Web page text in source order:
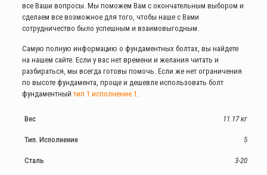
все Ваши вопросы. Мы поможем Вам с окончательным выбором и
сделаем все возможное для того, чтобы наше с Вами
сотрудничество было успешным и взаимовыгодным.
Самую полную информацию о фундаментных болтах, вы найдете
на нашем сайте. Если у вас нет времени и желания читать и
разбираться, мы всегда готовы помочь. Если же нет ограничения
по высоте фундамента, проще и дешевле использовать болт
фундаментный тип 1 исполнение 1
Вес 11.17 кг
Тип. Исполнение 5
Сталь 3-20